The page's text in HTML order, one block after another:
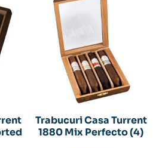
Trabucuri Casa Turrent
1880 Mix Perfecto (4)